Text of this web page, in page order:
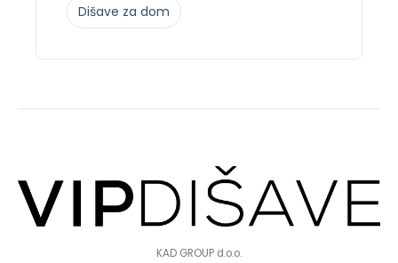
Dišave za dom
KAD GROUP d.o.o.